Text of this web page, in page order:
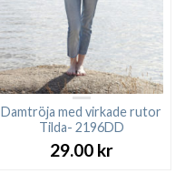
Damtröja med virkade rutor
Tilda- 2196DD
29.00 kr